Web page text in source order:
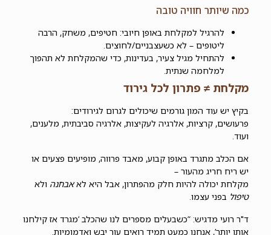
כמה שיותר חוויה טובה
להרגיל למקלחת באופן חיובי: חטיפים, משחק, הרבה
ליטופים – לא כשעצבניים/לחוצים.
להתחיל מגיל צעיר, בעדינות, כדי שהמקלחת לא תהפוך
למלחמה שנתית.
מקלחת ≠ פתרון לכל גירוד
בקיץ יש עוד המון גורמים שיכולים לגרום לגירודים:
פרעושים, קרציות, אלרגיה לעקיצות, אלרגיה סביבתית, מלענים,
ועוד.
אם הכלב מתגרד באופן קבוע, מאבד פרווה, מופיעים פצעים או
יש ריח חריג מהעור –
מקלחת יכולה להיות חלק מהפתרון, אבל היא לאאבחנה ולא
טיפול בפני עצמו.
ד"ר רועי מדגיש: “כשבעלים מספרים לנו שהכלב ‘מגרד אז קילחנו
אותו יותר’, אנחנו כמעט תמיד רואים עור יבש ואדמומיות.